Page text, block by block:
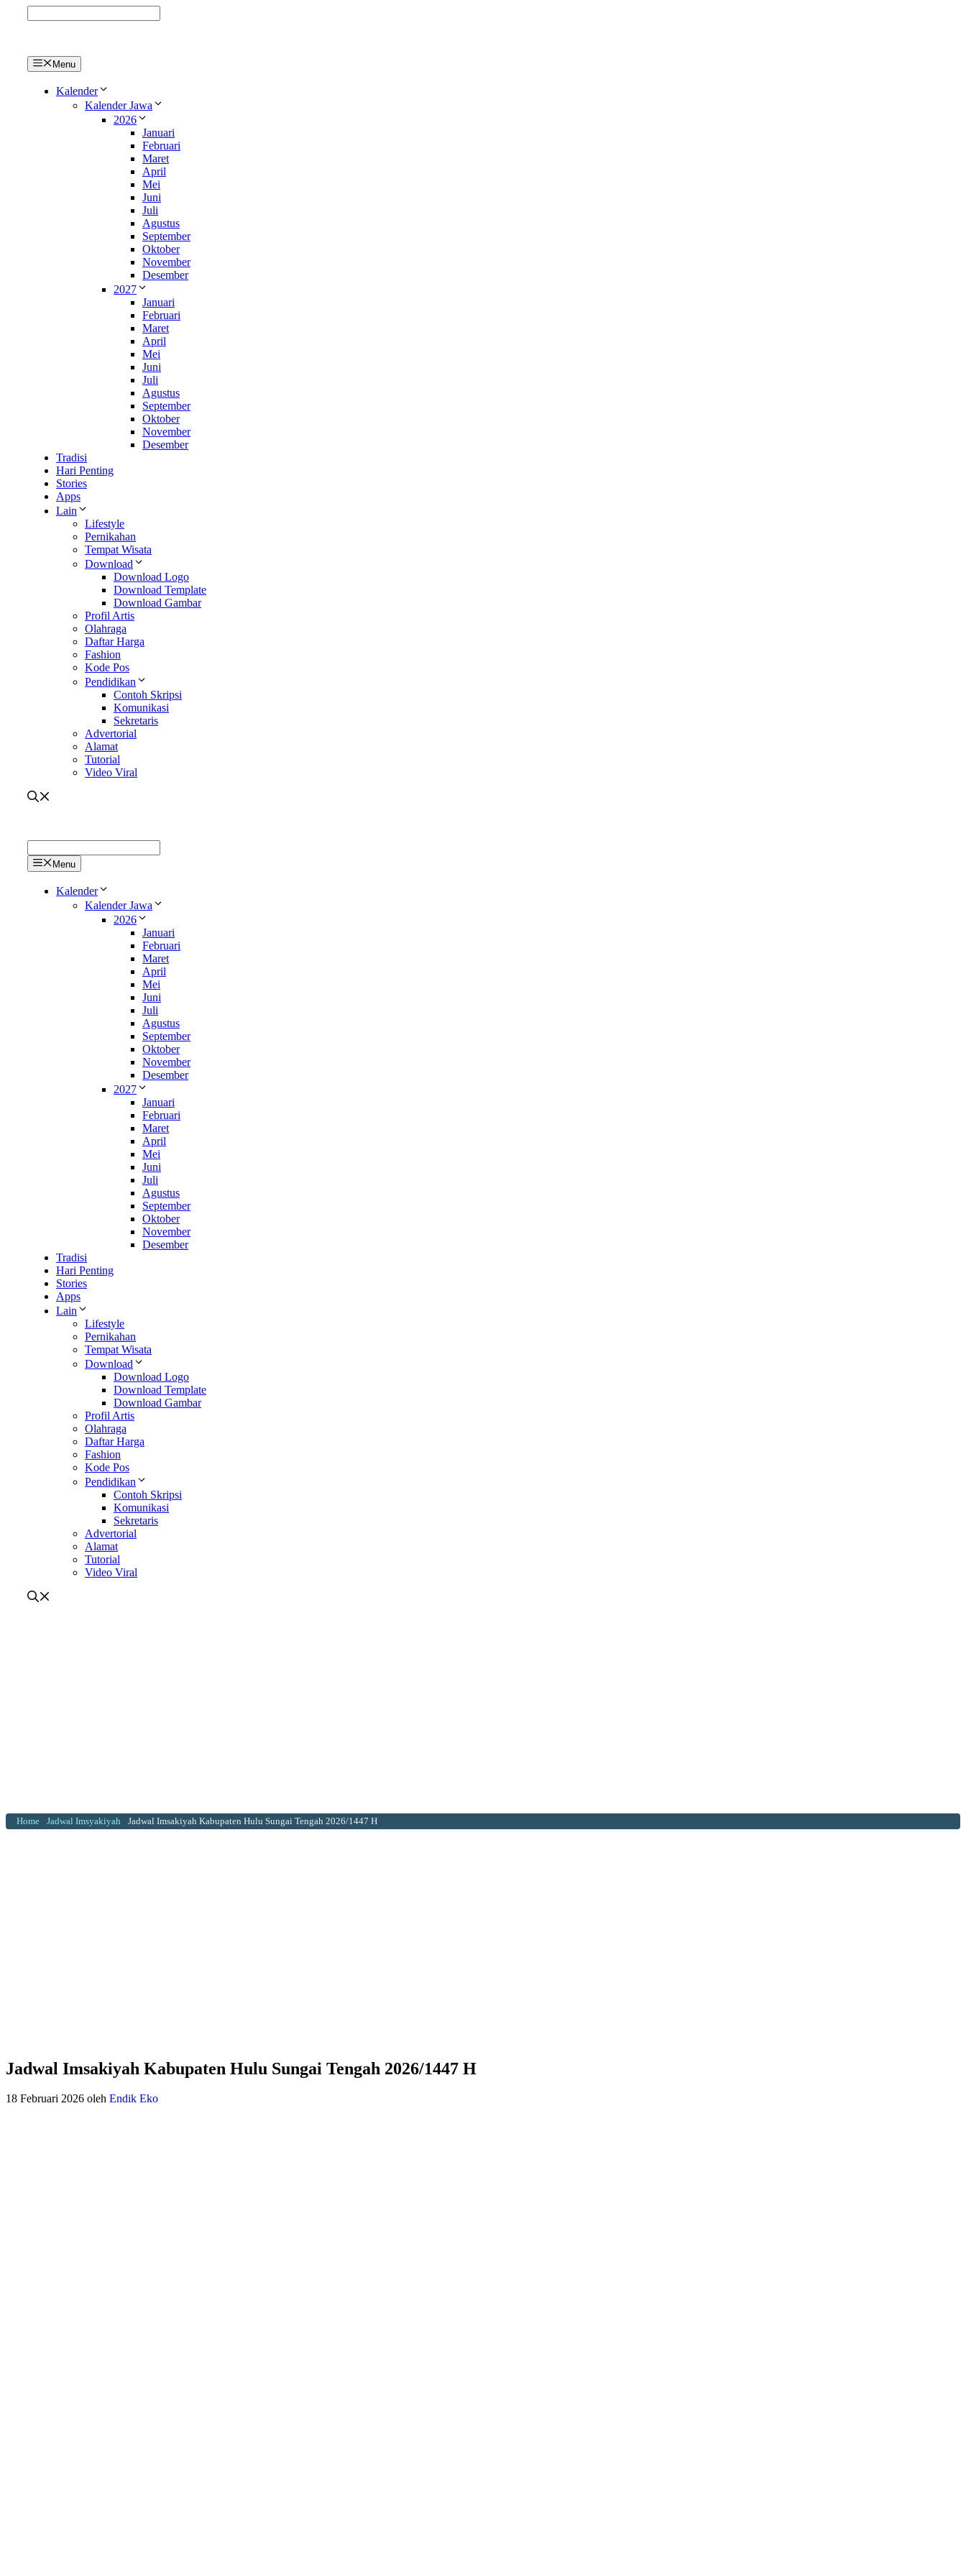
Menu
Kalender
Kalender Jawa
2026
Januari
Februari
Maret
April
Mei
Juni
Juli
Agustus
September
Oktober
November
Desember
2027
Januari
Februari
Maret
April
Mei
Juni
Juli
Agustus
September
Oktober
November
Desember
Tradisi
Hari Penting
Stories
Apps
Lain
Lifestyle
Pernikahan
Tempat Wisata
Download
Download Logo
Download Template
Download Gambar
Profil Artis
Olahraga
Daftar Harga
Fashion
Kode Pos
Pendidikan
Contoh Skripsi
Komunikasi
Sekretaris
Advertorial
Alamat
Tutorial
Video Viral
Menu
Kalender
Kalender Jawa
2026
Januari
Februari
Maret
April
Mei
Juni
Juli
Agustus
September
Oktober
November
Desember
2027
Januari
Februari
Maret
April
Mei
Juni
Juli
Agustus
September
Oktober
November
Desember
Tradisi
Hari Penting
Stories
Apps
Lain
Lifestyle
Pernikahan
Tempat Wisata
Download
Download Logo
Download Template
Download Gambar
Profil Artis
Olahraga
Daftar Harga
Fashion
Kode Pos
Pendidikan
Contoh Skripsi
Komunikasi
Sekretaris
Advertorial
Alamat
Tutorial
Video Viral
Home Jadwal Imsyakiyah Jadwal Imsakiyah Kabupaten Hulu Sungai Tengah 2026/1447 H
Jadwal Imsakiyah Kabupaten Hulu Sungai Tengah 2026/1447 H
18 Februari 2026 oleh Endik Eko